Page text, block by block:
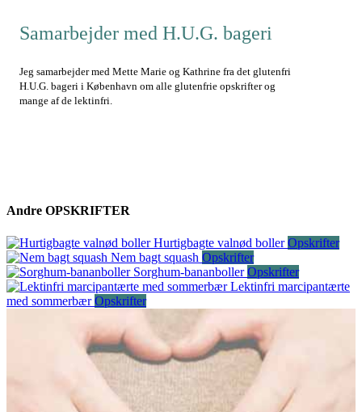
Samarbejder med H.U.G. bageri
Jeg samarbejder med Mette Marie og Kathrine fra det glutenfri
H.U.G. bageri i København om alle glutenfrie opskrifter og
mange af de lektinfri.
Andre OPSKRIFTER
Hurtigbagte valnød boller Opskrifter
Nem bagt squash Opskrifter
Sorghum-bananboller Opskrifter
Lektinfri marcipantærte
med sommerbær Opskrifter